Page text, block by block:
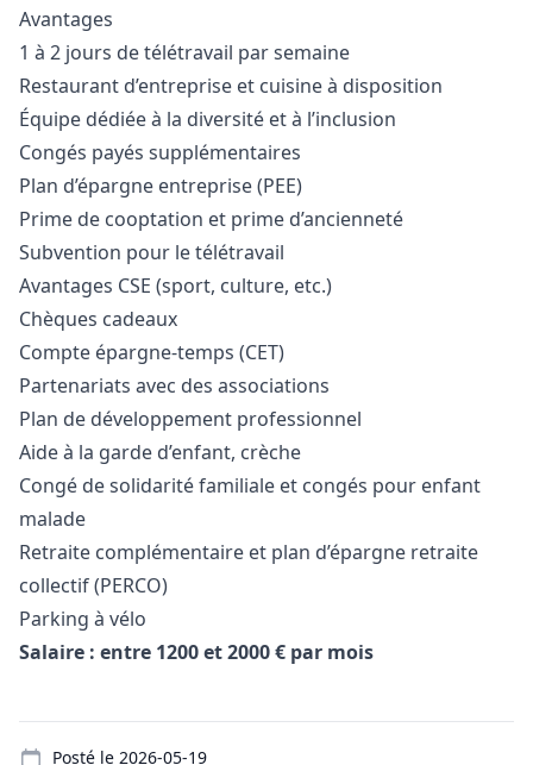
Avantages
1 à 2 jours de télétravail par semaine
Restaurant d’entreprise et cuisine à disposition
Équipe dédiée à la diversité et à l’inclusion
Congés payés supplémentaires
Plan d’épargne entreprise (PEE)
Prime de cooptation et prime d’ancienneté
Subvention pour le télétravail
Avantages CSE (sport, culture, etc.)
Chèques cadeaux
Compte épargne-temps (CET)
Partenariats avec des associations
Plan de développement professionnel
Aide à la garde d’enfant, crèche
Congé de solidarité familiale et congés pour enfant
malade
Retraite complémentaire et plan d’épargne retraite
collectif (PERCO)
Parking à vélo
Salaire : entre 1200 et 2000 € par mois
Posté le 2026-05-19